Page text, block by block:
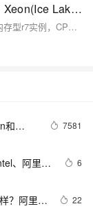
阿里云CPU服务器c7、g7和r7处理器Intel Xeon(Ice Lake) Platinum 8369B
阿里云第七代云服务器ECS计算型c7、通用型g7和内存型r7实例，CPU处理器采用2.7 GHz主频的Intel Xeon(Ice Lake) Platinum 8369B，全核睿频3.5 GHz，计算性能稳定。c7、g7和r7区别CPU内存比，阿里云服务器网来详细说下阿里云第七代云服务器c7、g7和r7实例CPU性能评测：
和
7581
、阿里、
6
？阿里云
22